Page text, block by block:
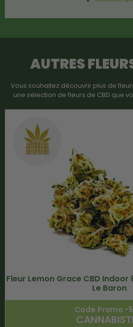
AUTRES
Vous souhaitez découvrir plus de
une sélection de fleurs de CBD que
Fleur Lemon Grace CBD Indoor
Le Baron
Code Promo -